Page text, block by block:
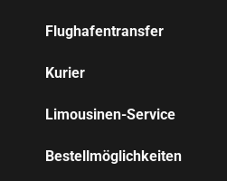
Flughafentransfer
Kurier
Limousinen-Service
Bestellmöglichkeiten